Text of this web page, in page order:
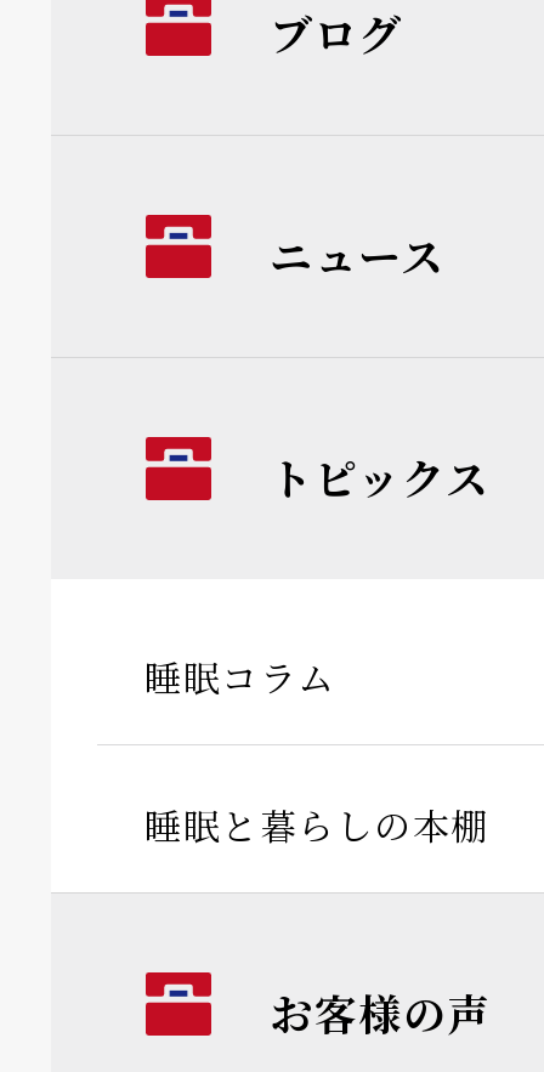
ブログ
ニュース
トピックス
睡眠コラム
睡眠と暮らしの本棚
お客様の声